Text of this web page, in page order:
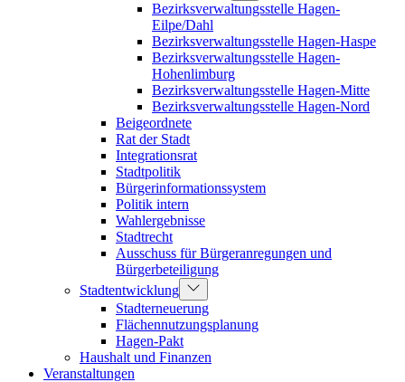
Bezirksverwaltungsstelle Hagen-
Eilpe/Dahl
Bezirksverwaltungsstelle Hagen-Haspe
Bezirksverwaltungsstelle Hagen-
Hohenlimburg
Bezirksverwaltungsstelle Hagen-Mitte
Bezirksverwaltungsstelle Hagen-Nord
Beigeordnete
Rat der Stadt
Integrationsrat
Stadtpolitik
Bürgerinformationssystem
Politik intern
Wahlergebnisse
Stadtrecht
Ausschuss für Bürgeranregungen und
Bürgerbeteiligung
Stadtentwicklung
Stadterneuerung
Flächennutzungsplanung
Hagen-Pakt
Haushalt und Finanzen
Veranstaltungen